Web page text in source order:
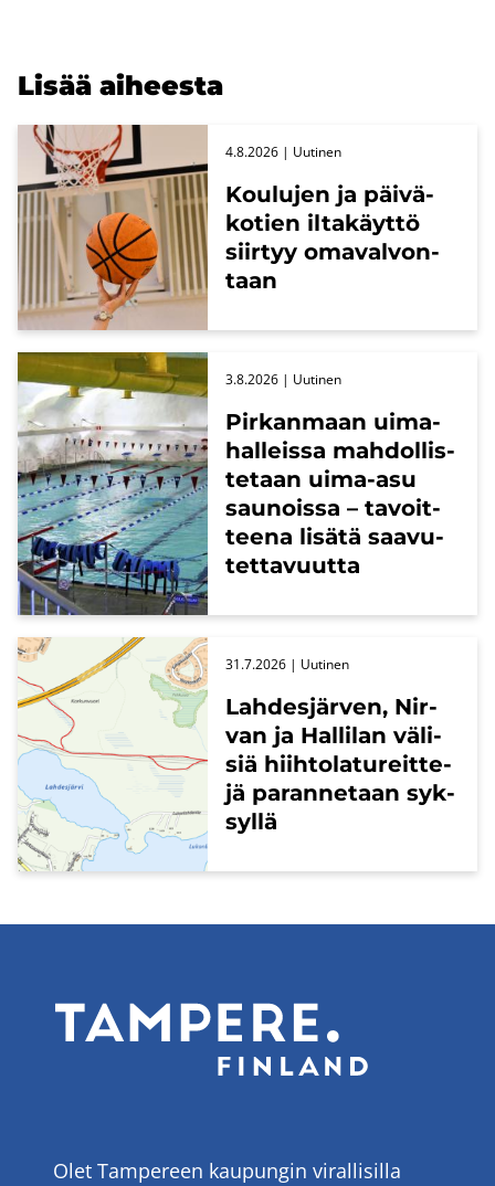
Lisää ai­hees­ta
Kou­lu­jen ja päi­vä­
ko­tien il­ta­käyt­tö
siir­tyy oma­val­von­
taan
4.8.2026 | Uu­ti­nen
Pir­kan­maan ui­ma­
hal­leis­sa mah­dol­lis­
te­taan uima-​asu
sau­nois­sa – ta­voit­
tee­na li­sä­tä saa­vu­
tet­ta­vuut­ta
3.8.2026 | Uu­ti­nen
Lah­des­jär­ven, Nir­
van ja Hal­li­lan vä­li­
siä hiih­to­la­tu­reit­te­
jä pa­ran­ne­taan syk­
syl­lä
31.7.2026 | Uu­ti­nen
Olet Tampereen kaupungin virallisilla